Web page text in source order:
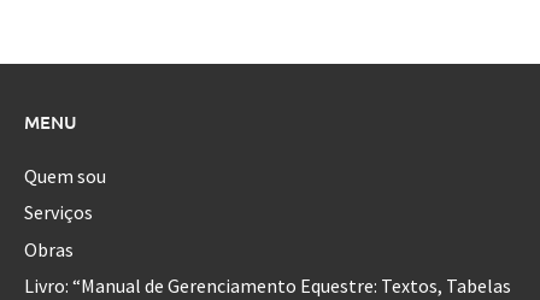
MENU
Quem sou
Serviços
Obras
Livro: “Manual de Gerenciamento Equestre: Textos, Tabelas